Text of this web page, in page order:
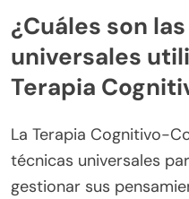
¿Cuáles son
universales
Terapia
La Terapia Cognitivo-
técnicas universales
gestionar sus